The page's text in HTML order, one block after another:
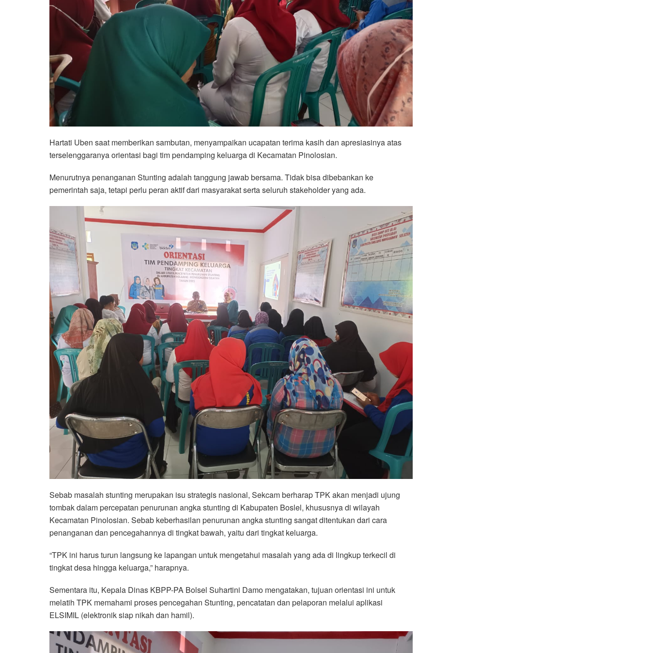
Hartati Uben saat memberikan sambutan, menyampaikan ucapatan terima kasih dan apresiasinya atas
terselenggaranya orientasi bagi tim pendamping keluarga di Kecamatan Pinolosian.
Menurutnya penanganan Stunting adalah tanggung jawab bersama. Tidak bisa dibebankan ke
pemerintah saja, tetapi perlu peran aktif dari masyarakat serta seluruh stakeholder yang ada.
Sebab masalah stunting merupakan isu strategis nasional, Sekcam berharap TPK akan menjadi ujung
tombak dalam percepatan penurunan angka stunting di Kabupaten Boslel, khususnya di wilayah
Kecamatan Pinolosian. Sebab keberhasilan penurunan angka stunting sangat ditentukan dari cara
penanganan dan pencegahannya di tingkat bawah, yaitu dari tingkat keluarga.
“TPK ini harus turun langsung ke lapangan untuk mengetahui masalah yang ada di lingkup terkecil di
tingkat desa hingga keluarga,” harapnya.
Sementara itu, Kepala Dinas KBPP-PA Bolsel Suhartini Damo mengatakan, tujuan orientasi ini untuk
melatih TPK memahami proses pencegahan Stunting, pencatatan dan pelaporan melalui aplikasi
ELSIMIL (elektronik siap nikah dan hamil).